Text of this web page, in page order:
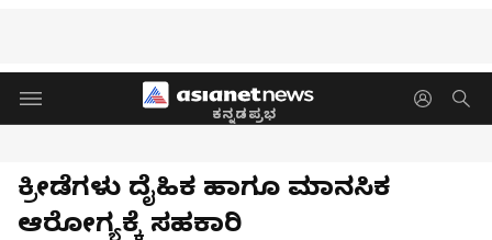
ಕನ್ನಡಪ್ರಭ
ಕ್ರೀಡೆಗಳು ದೈಹಿಕ ಹಾಗೂ ಮಾನಸಿಕ
ಆರೋಗ್ಯಕ್ಕೆ ಸಹಕಾರಿ